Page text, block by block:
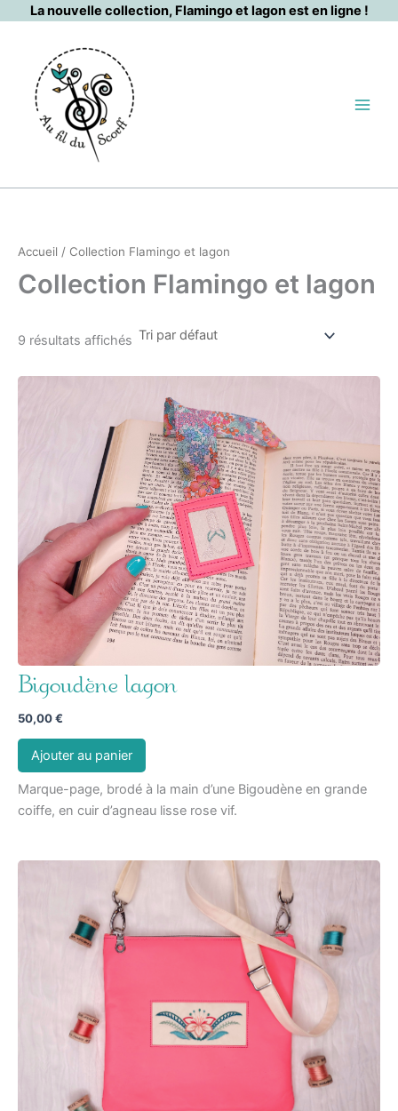
La nouvelle collection, Flamingo et lagon est en ligne !
Accueil / Collection Flamingo et lagon
Collection Flamingo et lagon
9 résultats affichés
Bigoudène lagon
50,00€
Ajouter au panier
Marque-page, brodé à la main d’une Bigoudène en grande
coiffe, en cuir d’agneau lisse rose vif.